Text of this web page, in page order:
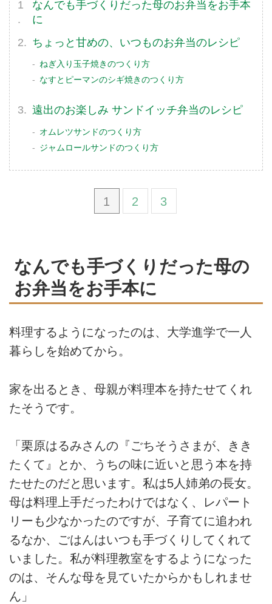
なんでも手づくりだった母のお弁当をお手本
に
ちょっと甘めの、いつものお弁当のレシピ
ねぎ入り玉子焼きのつくり方
なすとピーマンのシギ焼きのつくり方
遠出のお楽しみ サンドイッチ弁当のレシピ
オムレツサンドのつくり方
ジャムロールサンドのつくり方
1 2 3
なんでも手づくりだった母の
お弁当をお手本に
料理するようになったのは、大学進学で一人
暮らしを始めてから。
家を出るとき、母親が料理本を持たせてくれ
たそうです。
「栗原はるみさんの『ごちそうさまが、きき
たくて』とか、うちの味に近いと思う本を持
たせたのだと思います。私は5人姉弟の長女。
母は料理上手だったわけではなく、レパート
リーも少なかったのですが、子育てに追われ
るなか、ごはんはいつも手づくりしてくれて
いました。私が料理教室をするようになった
のは、そんな母を見ていたからかもしれませ
ん」